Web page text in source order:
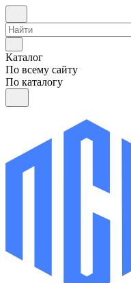
Каталог
По всему сайту
По каталогу